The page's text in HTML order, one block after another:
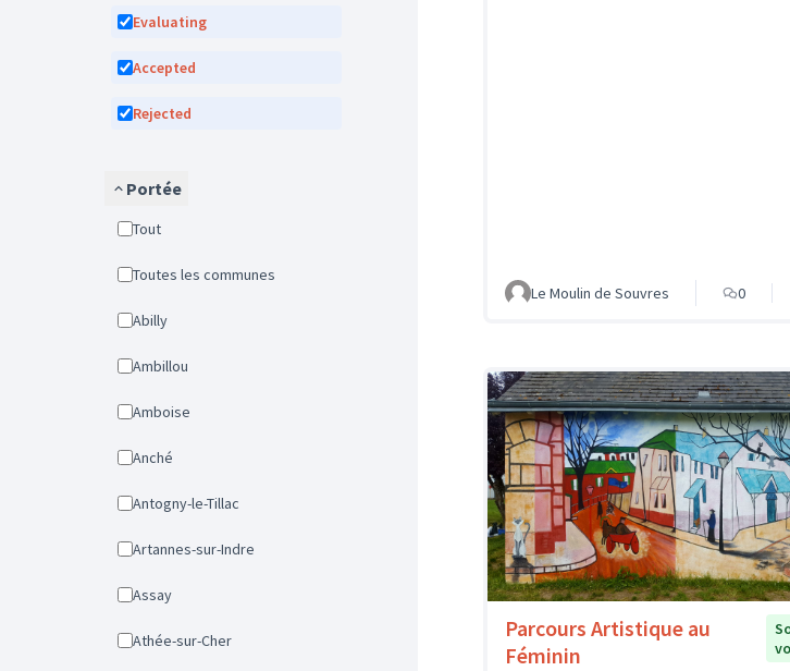
Evaluating
Accepted
Rejected
Portée
Tout
Toutes les communes
Abilly
Ambillou
Amboise
Anché
Antogny-le-Tillac
Artannes-sur-Indre
Assay
Athée-sur-Cher
Le Moulin de Souvres 0
Parcours Artistique au
Féminin